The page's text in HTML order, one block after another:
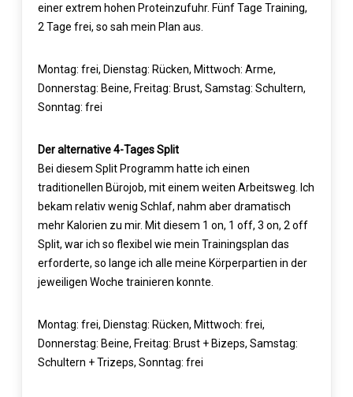
einer extrem hohen Proteinzufuhr. Fünf Tage Training,
2 Tage frei, so sah mein Plan aus.
Montag: frei, Dienstag: Rücken, Mittwoch: Arme,
Donnerstag: Beine, Freitag: Brust, Samstag: Schultern,
Sonntag: frei
Der alternative 4-Tages Split
Bei diesem Split Programm hatte ich einen
traditionellen Bürojob, mit einem weiten Arbeitsweg. Ich
bekam relativ wenig Schlaf, nahm aber dramatisch
mehr Kalorien zu mir. Mit diesem 1 on, 1 off, 3 on, 2 off
Split, war ich so flexibel wie mein Trainingsplan das
erforderte, so lange ich alle meine Körperpartien in der
jeweiligen Woche trainieren konnte.
Montag: frei, Dienstag: Rücken, Mittwoch: frei,
Donnerstag: Beine, Freitag: Brust + Bizeps, Samstag:
Schultern + Trizeps, Sonntag: frei